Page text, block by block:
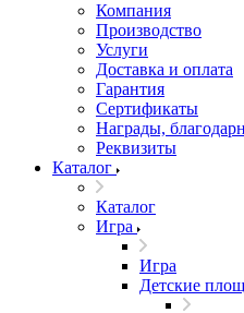
Компания
Производство
Услуги
Доставка и оплата
Гарантия
Сертификаты
Награды,
Реквизиты
Каталог
Каталог
Игра
Игра
Детские